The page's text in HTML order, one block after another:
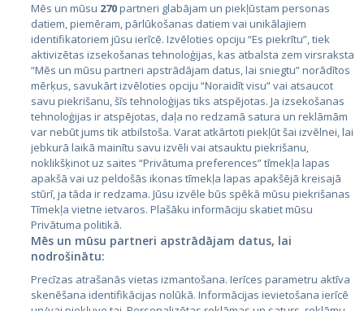
Страны
Эстония
Латвия
Литва
City24.lv
City24.ee
CVbankas.lt
Kainos.lt
Mēs un mūsu 270partneri glabājam un piekļūstam personas
datiem, piemēram, pārlūkošanas datiem vai unikālajiem
identifikatoriem jūsu ierīcē. Izvēloties opciju “Es piekrītu”, tiek
aktivizētas izsekošanas tehnoloģijas, kas atbalsta zem virsraksta
“Mēs un mūsu partneri apstrādājam datus, lai sniegtu” norādītos
mērķus, savukārt izvēloties opciju “Noraidīt visu” vai atsaucot
savu piekrišanu, šīs tehnoloģijas tiks atspējotas. Ja izsekošanas
tehnoloģijas ir atspējotas, daļa no redzamā satura un reklāmām
var nebūt jums tik atbilstoša. Varat atkārtoti piekļūt šai izvēlnei, lai
jebkurā laikā mainītu savu izvēli vai atsauktu piekrišanu,
noklikšķinot uz saites “Privātuma preferences” tīmekļa lapas
apakšā vai uz peldošās ikonas tīmekļa lapas apakšējā kreisajā
stūrī, ja tāda ir redzama. Jūsu izvēle būs spēkā mūsu piekrišanas
Tīmekļa vietne ietvaros. Plašāku informāciju skatiet mūsu
Privātuma politikā.
Mēs un mūsu partneri apstrādājam datus, lai
nodrošinātu:
Precīzas atrašanās vietas izmantošana. Ierīces parametru aktīva
skenēšana identifikācijas nolūkā. Informācijas ievietošana ierīcē